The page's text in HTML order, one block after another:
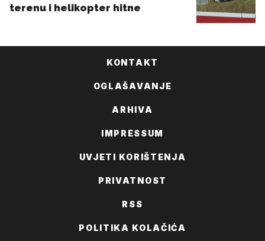
KONTAKT
OGLAŠAVANJE
ARHIVA
IMPRESSUM
UVJETI KORIŠTENJA
PRIVATNOST
RSS
POLITIKA KOLAČIĆA